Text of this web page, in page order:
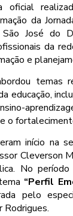
oficial
da
José do
da
e
temas
educação,
o
início na
Cleverson
No
“Perfil
pelo
Rodrigues.